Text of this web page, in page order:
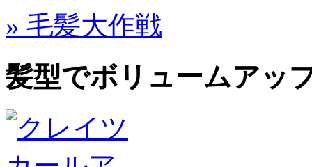
» 毛髪大作戦
髪型でボリュームアッ